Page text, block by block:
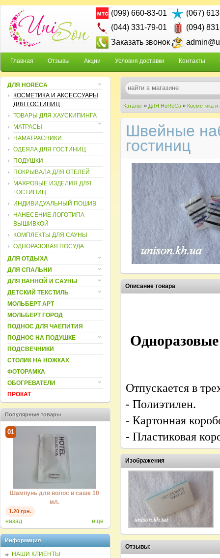
(099) 660-83-01
(067)
(044) 331-79-01
(094)
Заказать звонок
Главная Отзывы Акции Условия доставки Контакты
Каталог » ДЛЯ HoReCa » Косметика и
Швейные
гостиниц
Описание товара
Отпускается в
- Полиэтилен.
- Картонная
- Пластиковая
Изображения
Отзывы:
ДЛЯ HORECA
КОСМЕТИКА И АКСЕССУАРЫ
ДЛЯ ГОСТИНИЦ
ТОВАРЫ ДЛЯ ХАУСКИПИНГА
МАТРАСЫ
НАМАТРАСНИКИ
ОДЕЯЛА ДЛЯ ГОСТИНИЦ
ПОДУШКИ
ПОКРЫВАЛА ДЛЯ ОТЕЛЕЙ
МАХРОВЫЕ ИЗДЕЛИЯ ДЛЯ
ГОСТИНИЦ
ИНДИВИДУАЛЬНЫЙ ПОШИВ
НАНЕСЕНИЕ ЛОГОТИПА
ВЫШИВКОЙ
КОМПЛЕКТЫ ДЛЯ САУНЫ
ОДНОРАЗОВАЯ ПОСУДА
ДЛЯ ОТДЫХА
ДЛЯ СПАЛЬНИ
ДЛЯ ВАННОЙ И САУНЫ
ДЕТСКИЙ ТЕКСТИЛЬ
МОЛЬБЕРТ АРТ
МОЛЬБЕРТ ГОРОД
ПОДНОС ДЛЯ ЧАЕПИТИЯ
ПОДНОС НА ПОДУШКЕ
ПОДСВЕЧНИКИ
СТОЛИК НА НОЖКАХ
ФОТОРАМКА
ОБОГРЕВАТЕЛИ
ПРОКАТ
Популярные товары
01
Шампунь для волос в саше 10
мл.
1.20 грн.
Мыло одноразовое для гостиниц
15г.
назад еще
Информация
НАШИ КЛИЕНТЫ